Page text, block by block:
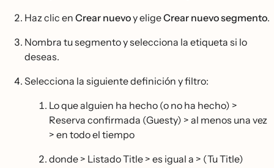
Haz clic en Crear nuevoy eligeCrear nuevo segmento.
Nombra tu segmento y selecciona la etiqueta si lo
deseas.
Selecciona la siguiente definición y filtro:
Lo que alguien ha hecho (o no ha hecho) >
Reserva confirmada (Guesty) > al menos una vez
> en todo el tiempo
donde > Listado Title > es igual a > (Tu Title)